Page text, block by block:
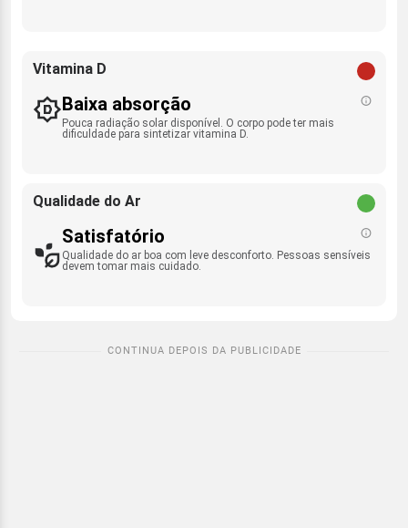
Vitamina D
Baixa absorção
Pouca radiação solar disponível. O corpo pode ter mais
dificuldade para sintetizar vitamina D.
Qualidade do Ar
Satisfatório
Qualidade do ar boa com leve desconforto. Pessoas sensíveis
devem tomar mais cuidado.